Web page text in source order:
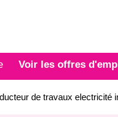
Voir les offres
de travaux electricité